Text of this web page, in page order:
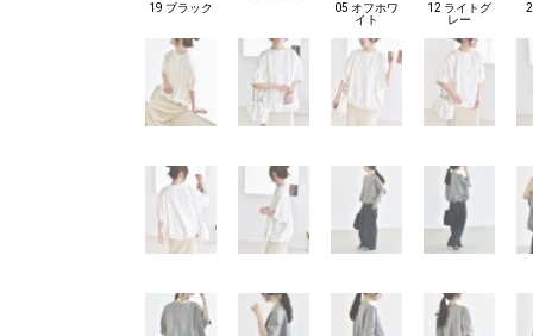
19 ブラック
05 オフホワ
イト
12 ライトグ
レー